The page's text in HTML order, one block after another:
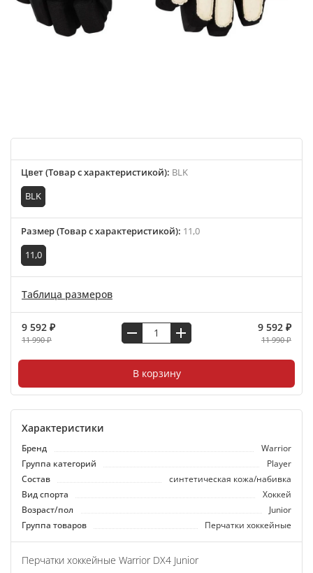
Цвет (Товар с характеристикой): BLK
BLK
Размер (Товар с характеристикой): 11,0
11,0
Таблица размеров
9 592 ₽
11 990 ₽
9 592 ₽
11 990 ₽
В корзину
Характеристики
Бренд
Warrior
Группа категорий
Player
Состав
синтетическая кожа/набивка
Вид спорта
Хоккей
Возраст/пол
Junior
Группа товаров
Перчатки хоккейные
Перчатки хоккейные Warrior DX4 Junior